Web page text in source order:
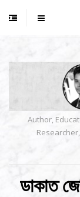
Author,
ডাকাত